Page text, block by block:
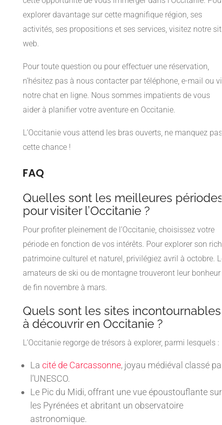
explorer davantage sur cette magnifique région, ses
activités, ses propositions et ses services, visitez notre
web.
Pour toute question ou pour effectuer une réservation,
n’hésitez pas à nous contacter par téléphone, e-mail ou
notre chat en ligne. Nous sommes impatients de vous
aider à planifier votre aventure en Occitanie.
L’Occitanie vous attend les bras ouverts, ne manquez pas
cette chance !
FAQ
Quelles sont les meilleures
pour visiter l’Occitanie ?
Pour profiter pleinement de l’Occitanie, choisissez votre
période en fonction de vos intérêts. Pour explorer son
patrimoine culturel et naturel, privilégiez avril à octobre.
amateurs de ski ou de montagne trouveront leur bonheur
de fin novembre à mars.
Quels sont les sites incontournables
à découvrir en Occitanie ?
L’Occitanie regorge de trésors à explorer, parmi lesquels :
La cité de Carcassonne, joyau médiéval classé
l’UNESCO.
Le Pic du Midi, offrant une vue époustouflante sur
les Pyrénées et abritant un observatoire
astronomique.